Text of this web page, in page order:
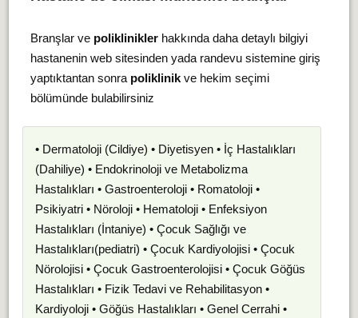
Branşlar ve polikliniklerhakkında daha detaylı bilgiyi
hastanenin web sitesinden yada randevu sistemine giriş
yaptıktantan sonra poliklinikve hekim seçimi
bölümünde bulabilirsiniz
• Dermatoloji (Cildiye) • Diyetisyen • İç Hastalıkları
(Dahiliye) • Endokrinoloji ve Metabolizma
Hastalıkları • Gastroenteroloji • Romatoloji •
Psikiyatri • Nöroloji • Hematoloji • Enfeksiyon
Hastalıkları (İntaniye) • Çocuk Sağlığı ve
Hastalıkları(pediatri) • Çocuk Kardiyolojisi • Çocuk
Nörolojisi • Çocuk Gastroenterolojisi • Çocuk Göğüs
Hastalıkları • Fizik Tedavi ve Rehabilitasyon •
Kardiyoloji • Göğüs Hastalıkları • Genel Cerrahi •